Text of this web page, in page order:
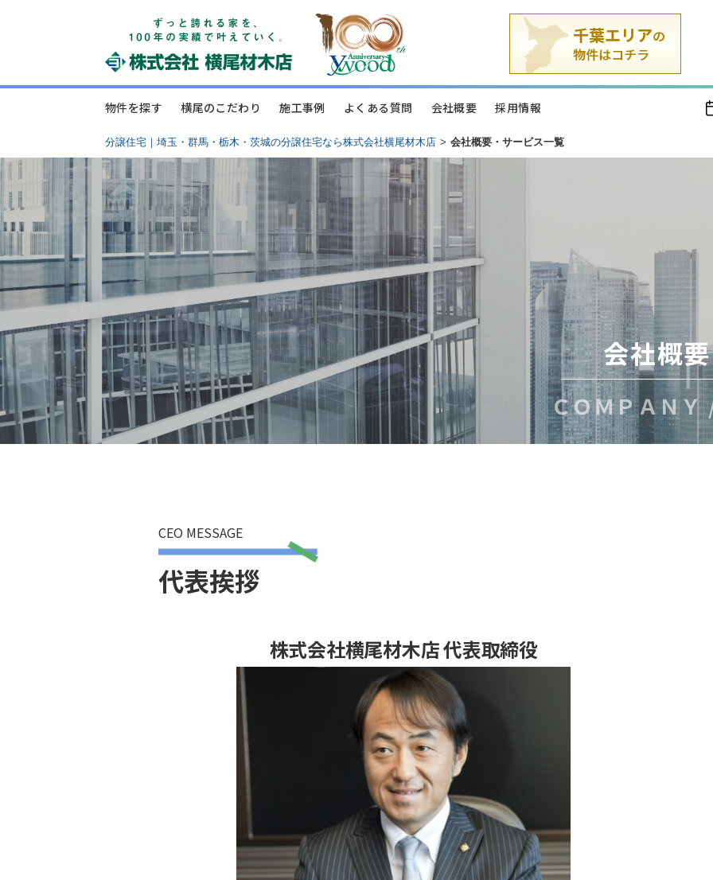
物件を探す 横尾のこだわり 施工事例 よくある質問 会社概要 採用情報
分譲住宅｜埼玉・群馬・栃木・茨城の分譲住宅なら株式会社横尾材木店 > 会社概要・サービス一覧
会社概
ＣＯＭＰＡＮＹ
CEO MESSAGE
代表挨拶
株式会社横尾材木店 代表取締役